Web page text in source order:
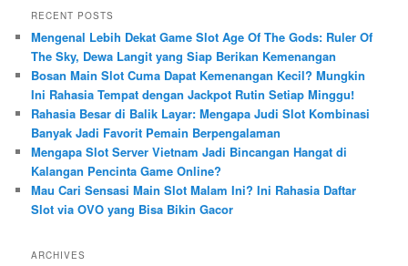
r
h
RECENT POSTS
Mengenal Lebih Dekat Game Slot Age Of The Gods: Ruler Of
The Sky, Dewa Langit yang Siap Berikan Kemenangan
Bosan Main Slot Cuma Dapat Kemenangan Kecil? Mungkin
Ini Rahasia Tempat dengan Jackpot Rutin Setiap Minggu!
Rahasia Besar di Balik Layar: Mengapa Judi Slot Kombinasi
Banyak Jadi Favorit Pemain Berpengalaman
Mengapa Slot Server Vietnam Jadi Bincangan Hangat di
Kalangan Pencinta Game Online?
Mau Cari Sensasi Main Slot Malam Ini? Ini Rahasia Daftar
Slot via OVO yang Bisa Bikin Gacor
ARCHIVES